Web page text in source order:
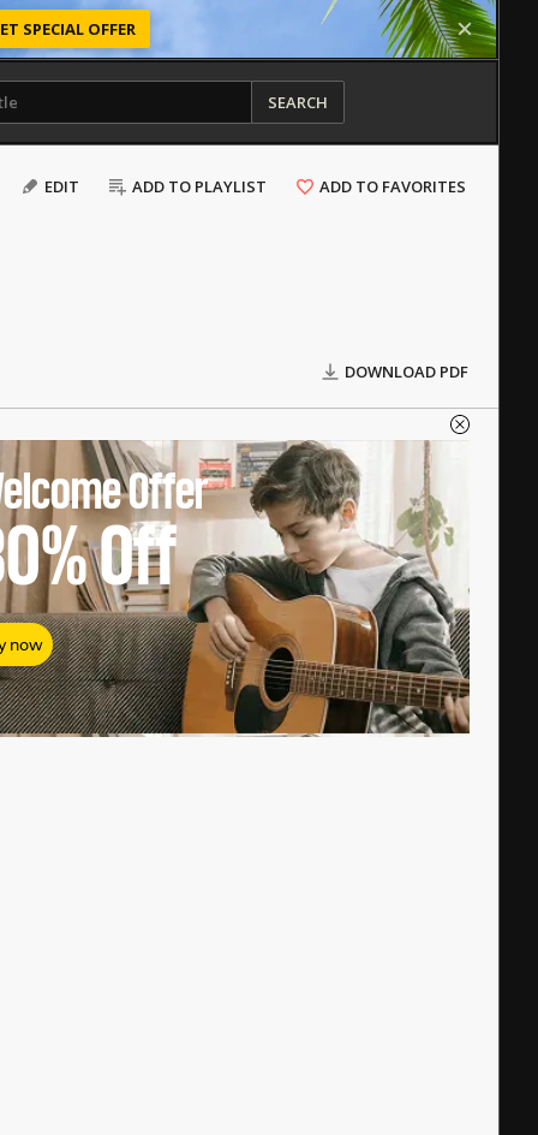
SPECIAL OFFER
SEARCH
EDIT ADD TO PLAYLIST ADD TO FAVORITES
DOWNLOAD PDF
Offer
Off
now